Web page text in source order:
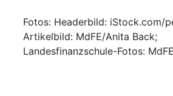
Fotos: Headerbild: iStock.com/
Artikelbild: MdFE/Anita Back;
Landesfinanzschule-Fotos: